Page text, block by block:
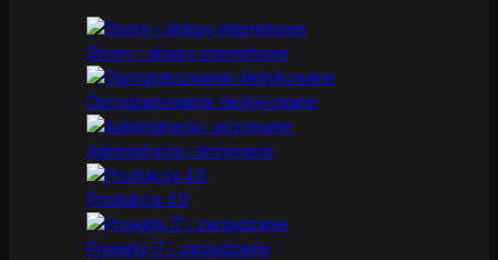
Strony i sklepy internetowe
Oprogramowanie dedykowane
Administracja i utrzymanie
Produkcja 4.0
Projekty IT i zarządzanie